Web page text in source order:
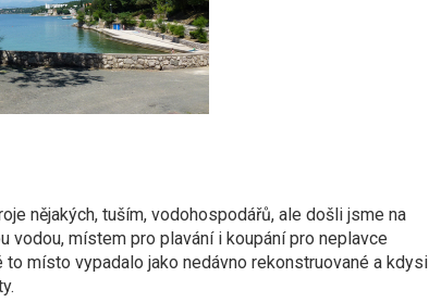
nějakých, tuším, vodohospodářů, ale došli jsme na
vodou, místem pro plavání i koupání pro neplavce
místo vypadalo jako nedávno rekonstruované a kdysi